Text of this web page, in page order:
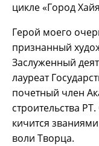
цикле «Город
Герой моего
признанный
Заслуженный
лауреат
почетный член
строительства
кичится
воли Творца.